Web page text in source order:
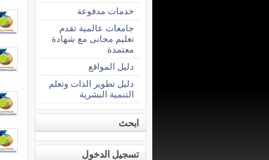
خدمات مدفوعة
جامعات عالمية تقدم
تعليم مجانى مع شهادة
معتمدة
دليل المواقع
دليل تطوير الذات وتعلم
التنمية البشرية
ابحث
تسجيل الدخول